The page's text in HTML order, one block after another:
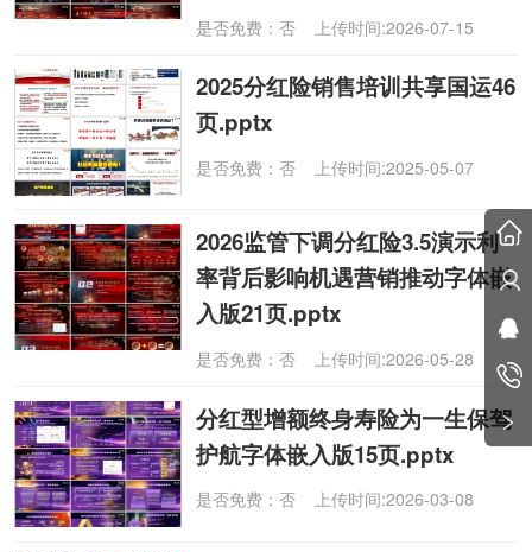
是否免费：否 上传时间:2026-07-15
2025分红险销售培训共享国运46
页.pptx
是否免费：否 上传时间:2025-05-07
2026监管下调分红险3.5演示利
率背后影响机遇营销推动字体嵌
入版21页.pptx
是否免费：否 上传时间:2026-05-28
分红型增额终身寿险为一生保驾
护航字体嵌入版15页.pptx
是否免费：否 上传时间:2026-03-08